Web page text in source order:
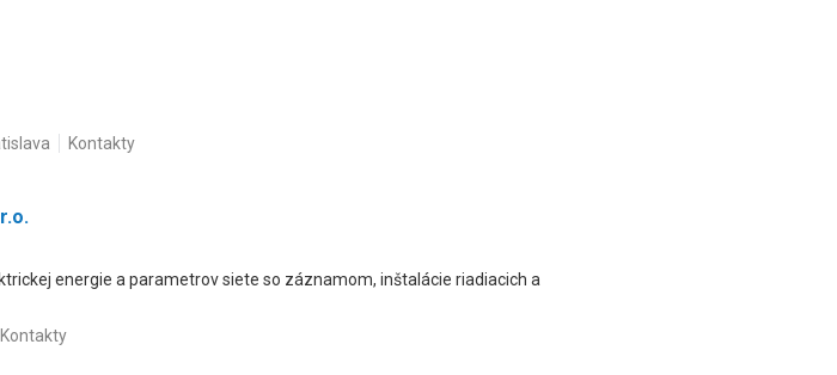
Kontakty
energie a parametrov siete so záznamom, inštalácie riadiacich a
Kontakty